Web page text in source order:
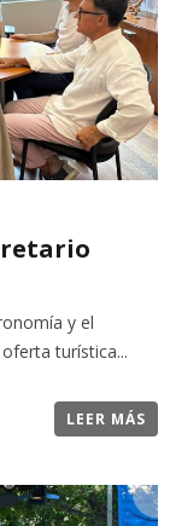
y el
turística...
LEER MÁS